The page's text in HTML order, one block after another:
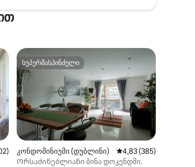
5‑დან 4,94, 102 მიმოხილვა
სუპერმასპინძელი
სუპერმასპინძელი
კონდომინიუმი (დუბლინი) საშუალო შეფასებაა
4,83 (385)
Ორსაძინებლიანი ბინა დოკენდში.